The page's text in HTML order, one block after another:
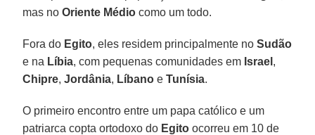
mas noOriente Médio como um todo.
Fora do Egito, eles residem principalmente noSudão
e na Líbia, com pequenas comunidades em Israel ,
Chipre,Jordânia, Líbano eTunísia.
O primeiro encontro entre um papa católico e um
patriarca copta ortodoxo do Egito ocorreu em 10 de